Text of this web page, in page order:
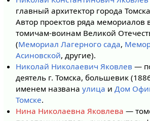
главный архитектор города
Автор проектов ряда мемориалов
томичам-воинам Великой
(Мемориал Лагерного сада,
Асиновской, другие).
Николай Николаевич Яковлев —
деятель г. Томска, большевик
именем названаулица и Дом
Томске.
Нина Николаевна Яковлева —